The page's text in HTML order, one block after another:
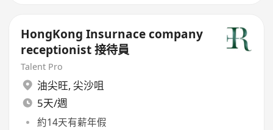
HongKong Insurnace company
receptionist 接待員
Talent Pro
油尖旺, 尖沙咀
5天/週
約14天有薪年假